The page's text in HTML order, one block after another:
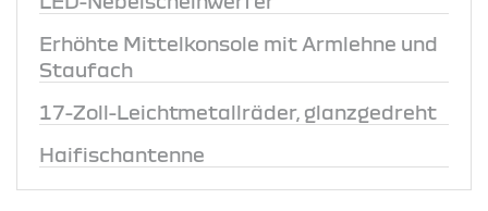
Erhöhte Mittelkonsole mit Armlehne und
Staufach
17-Zoll-Leichtmetallräder, glanzgedreht
Haifischantenne